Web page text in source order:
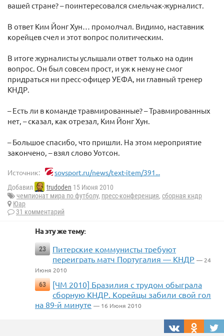
вашей стране? – поинтересовался смельчак-журналист.
В ответ Ким Йонг Хун… промолчал. Видимо, наставник
корейцев счел и этот вопрос политическим.
В итоге журналисты услышали ответ только на один
вопрос. Он был совсем прост, и уж к нему не смог
придраться ни пресс-офицер УЕФА, ни главный тренер
КНДР.
– Есть ли в команде травмированные? – Травмированных
нет, – сказал, как отрезал, Ким Йонг Хун.
– Большое спасибо, что пришли. На этом мероприятие
закончено, – взял слово Уотсон.
Источник: sovsport.ru/news/text-item/391...
Добавил trudoden 15 Июня 2010
чемпионат мира по футболу, пресс-конференция, сборная кндр
Юар
31 комментарий
На эту же тему:
23
Питерские коммунисты требуют
переиграть матч Португалия — КНДР — 24
Июня 2010
63
[ЧМ 2010] Бразилия с трудом обыграла
сборную КНДР. Корейцы забили свой гол
на 89-й минуте — 16 Июня 2010